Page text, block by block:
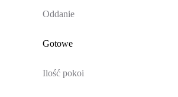
Oddanie
Gotowe
Ilość pokoi